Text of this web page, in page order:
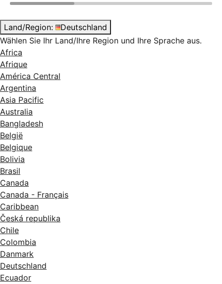
Land/Region:
Deutschland
Wählen Sie Ihr Land/Ihre Region und Ihre Sprache aus.
Africa
Afrique
América Central
Argentina
Asia Pacific
Australia
Bangladesh
België
Belgique
Bolivia
Brasil
Canada
Canada - Français
Caribbean
Česká republika
Chile
Colombia
Danmark
Deutschland
Ecuador